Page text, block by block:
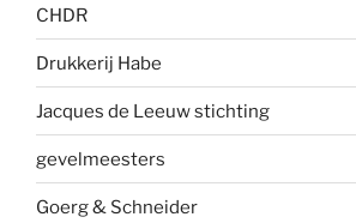
CHDR
Drukkerij Habe
Jacques de Leeuw stichting
gevelmeesters
Goerg & Schneider